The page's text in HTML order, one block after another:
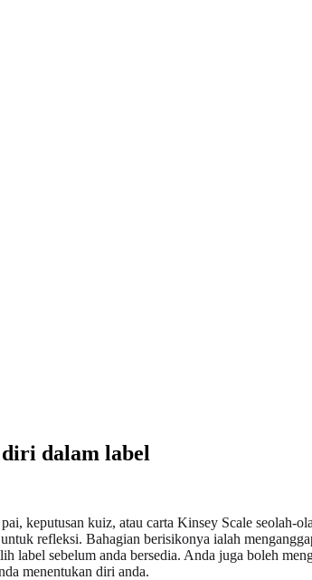
diri dalam label
keputusan kuiz, atau carta Kinsey Scale seolah-
refleksi. Bahagian berisikonya ialah
label sebelum anda bersedia. Anda juga boleh
menentukan diri anda.